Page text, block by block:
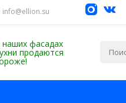
info@ellion.su
наших фасадах
продаются